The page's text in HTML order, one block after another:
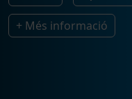
+ Més informació